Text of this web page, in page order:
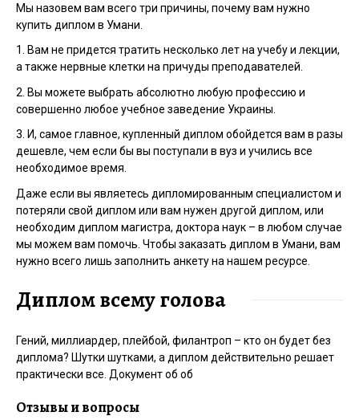
Мы назовем вам всего три причины, почему вам нужно
купить диплом в Умани.
1. Вам не придется тратить несколько лет на учебу и лекции,
а также нервные клетки на причуды преподавателей.
2. Вы можете выбрать абсолютно любую профессию и
совершенно любое учебное заведение Украины.
3. И, самое главное, купленный диплом обойдется вам в разы
дешевле, чем если бы вы поступали в вуз и учились все
необходимое время.
Даже если вы являетесь дипломированным специалистом и
потеряли свой диплом или вам нужен другой диплом, или
необходим диплом магистра, доктора наук – в любом случае
мы можем вам помочь. Чтобы заказать диплом в Умани, вам
нужно всего лишь заполнить анкету на нашем ресурсе.
Диплом всему голова
Гений, миллиардер, плейбой, филантроп – кто он будет без
диплома? Шутки шутками, а диплом действительно решает
практически все. Документ об об
Отзывы и вопросы